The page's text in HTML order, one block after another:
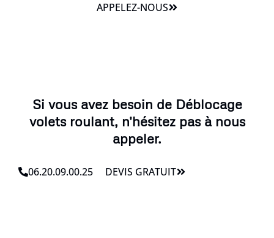
APPELEZ-NOUS
Si vous avez besoin de Déblocage
volets roulant, n'hésitez pas à nous
appeler.
06.20.09.00.25 DEVIS GRATUIT